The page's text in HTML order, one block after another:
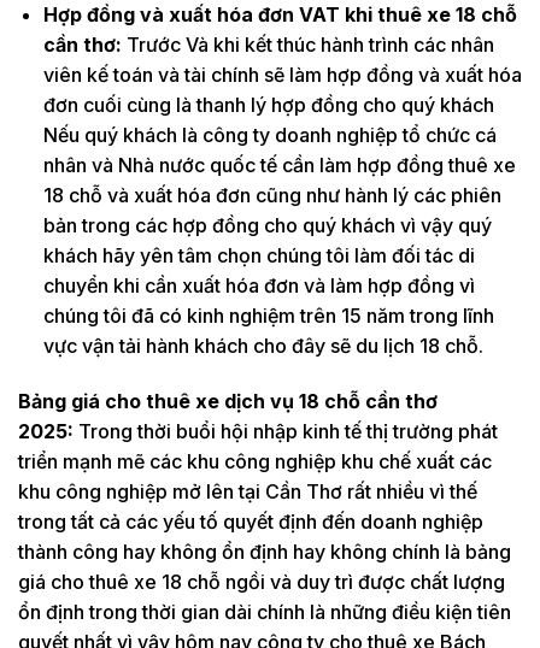
Hợp đồng và xuất hóa đơn VAT khi thuê xe 18 chỗ
cần thơ: Trước Và khi kết thúc hành trình các nhân
viên kế toán và tài chính sẽ làm hợp đồng và xuất hóa
đơn cuối cùng là thanh lý hợp đồng cho quý khách
Nếu quý khách là công ty doanh nghiệp tổ chức cá
nhân và Nhà nước quốc tế cần làm hợp đồng thuê xe
18 chỗ và xuất hóa đơn cũng như hành lý các phiên
bản trong các hợp đồng cho quý khách vì vậy quý
khách hãy yên tâm chọn chúng tôi làm đối tác di
chuyển khi cần xuất hóa đơn và làm hợp đồng vì
chúng tôi đã có kinh nghiệm trên 15 năm trong lĩnh
vực vận tải hành khách cho đây sẽ du lịch 18 chỗ.
Bảng giá cho thuê xe dịch vụ 18 chỗ cần thơ
2025: Trong thời buổi hội nhập kinh tế thị trường phát
triển mạnh mẽ các khu công nghiệp khu chế xuất các
khu công nghiệp mở lên tại Cần Thơ rất nhiều vì thế
trong tất cả các yếu tố quyết định đến doanh nghiệp
thành công hay không ổn định hay không chính là bảng
giá cho thuê xe 18 chỗ ngồi và duy trì được chất lượng
ổn định trong thời gian dài chính là những điều kiện tiên
quyết nhất vì vậy hôm nay công ty cho thuê xe Bách